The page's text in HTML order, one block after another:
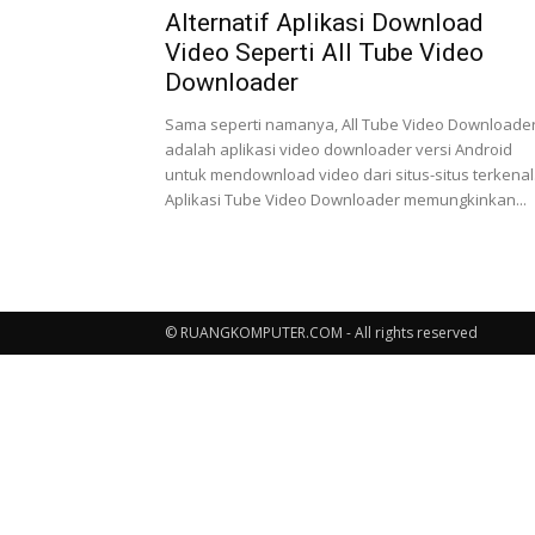
Alternatif Aplikasi Download
Video Seperti All Tube Video
Downloader
Sama seperti namanya, All Tube Video
adalah aplikasi video downloader versi Android
untuk mendownload video dari situs-situs
Aplikasi Tube Video Downloader memungkinkan...
© RUANGKOMPUTER.COM - All rights reserved